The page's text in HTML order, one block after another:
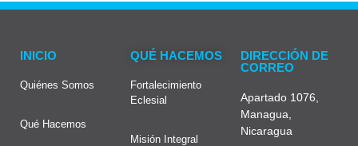
INICIO
Quiénes Somos
Qué Hacemos
QUÉ HACEMOS
Fortalecimiento
Eclesial
Misión Integral
DIRECCIÓN DE
CORREO
Apartado 1076,
Managua,
Nicaragua